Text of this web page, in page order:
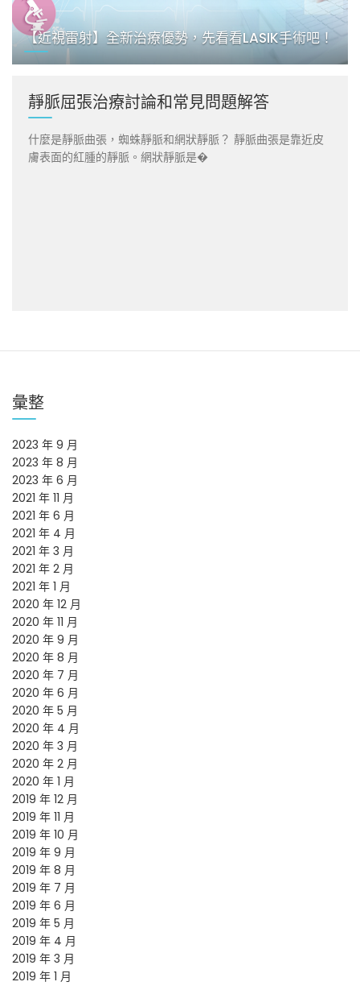
【近視雷射】全新治療優勢，先看看LASIK手術吧！
靜脈屈張治療討論和常見問題解答
什麼是靜脈曲張，蜘蛛靜脈和網狀靜脈？ 靜脈曲張是靠近皮
膚表面的紅腫的靜脈。網狀靜脈是�
彙整
2023 年 9 月
2023 年 8 月
2023 年 6 月
2021 年 11 月
2021 年 6 月
2021 年 4 月
2021 年 3 月
2021 年 2 月
2021 年 1 月
2020 年 12 月
2020 年 11 月
2020 年 9 月
2020 年 8 月
2020 年 7 月
2020 年 6 月
2020 年 5 月
2020 年 4 月
2020 年 3 月
2020 年 2 月
2020 年 1 月
2019 年 12 月
2019 年 11 月
2019 年 10 月
2019 年 9 月
2019 年 8 月
2019 年 7 月
2019 年 6 月
2019 年 5 月
2019 年 4 月
2019 年 3 月
2019 年 1 月